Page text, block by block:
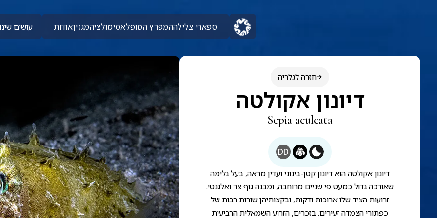
ספארי צלילההמפרץ המופלאסימולציהמגזיןאודות עושים
חזרה לגלריה
דיונון אקולטה
Sepia aculeata
DD
דיונון אקולטה הוא דיונון קטן-בינוני ועדין מראה, בעל גלימה
שאורכה גדול כמעט פי שניים מרוחבה, ומבנה גוף צר ואלגנטי.
זרועות הציד שלו ארוכות ודקות, ובקצותיהן שורות רבות של
כפתורי הצמדה זעירים. בזכרים, הזרוע השמאלית הרביעית